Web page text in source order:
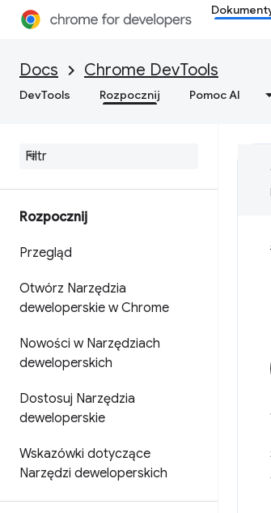
Docs Chrome DevTools
DevTools Rozpocznij Pomoc AI
Rozpocznij
Przegląd
Otwórz Narzędzia
deweloperskie w Chrome
Nowości w Narzędziach
deweloperskich
Dostosuj Narzędzia
deweloperskie
Wskazówki dotyczące
Narzędzi deweloperskich